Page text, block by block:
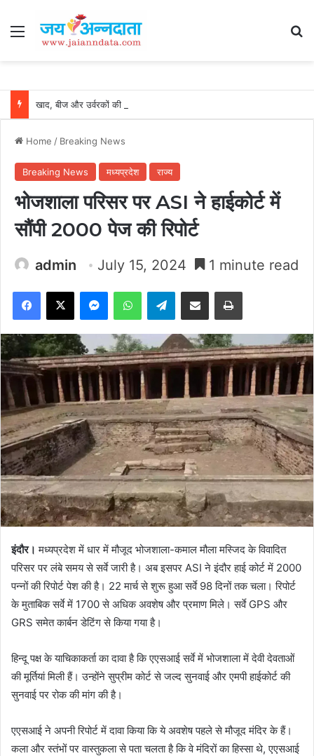
Menu
Home / Breaking News
Breaking News मध्यप्रदेश राज्य
भोजशाला परिसर पर ASI ने हाईकोर्ट में
सौंपी 2000 पेज की रिपोर्ट
admin July 15, 2024 1 minute read
Facebook
X MessengerWhatsAppTelegramShare via Email Print
इंदौर। मध्यप्रदेश में धार में मौजूद भोजशाला-कमाल मौला मस्जिद के विवादित
परिसर पर लंबे समय से सर्वे जारी है। अब इसपर ASI ने इंदौर हाई कोर्ट में 2000
पन्नों की रिपोर्ट पेश की है। 22 मार्च से शुरू हुआ सर्वे 98 दिनों तक चला। रिपोर्ट
के मुताबिक सर्वे में 1700 से अधिक अवशेष और प्रमाण मिले। सर्वे GPS और
GRS समेत कार्बन डेटिंग से किया गया है।
हिन्दू पक्ष के याचिकाकर्ता का दावा है कि एएसआई सर्वे में भोजशाला में देवी देवताओं
की मूर्तियां मिली हैं। उन्होंने सुप्रीम कोर्ट से जल्द सुनवाई और एमपी हाईकोर्ट की
सुनवाई पर रोक की मांग की है।
एएसआई ने अपनी रिपोर्ट में दावा किया कि ये अवशेष पहले से मौजूद मंदिर के हैं।
कला और स्तंभों पर वास्तुकला से पता चलता है कि वे मंदिरों का हिस्सा थे, एएसआई